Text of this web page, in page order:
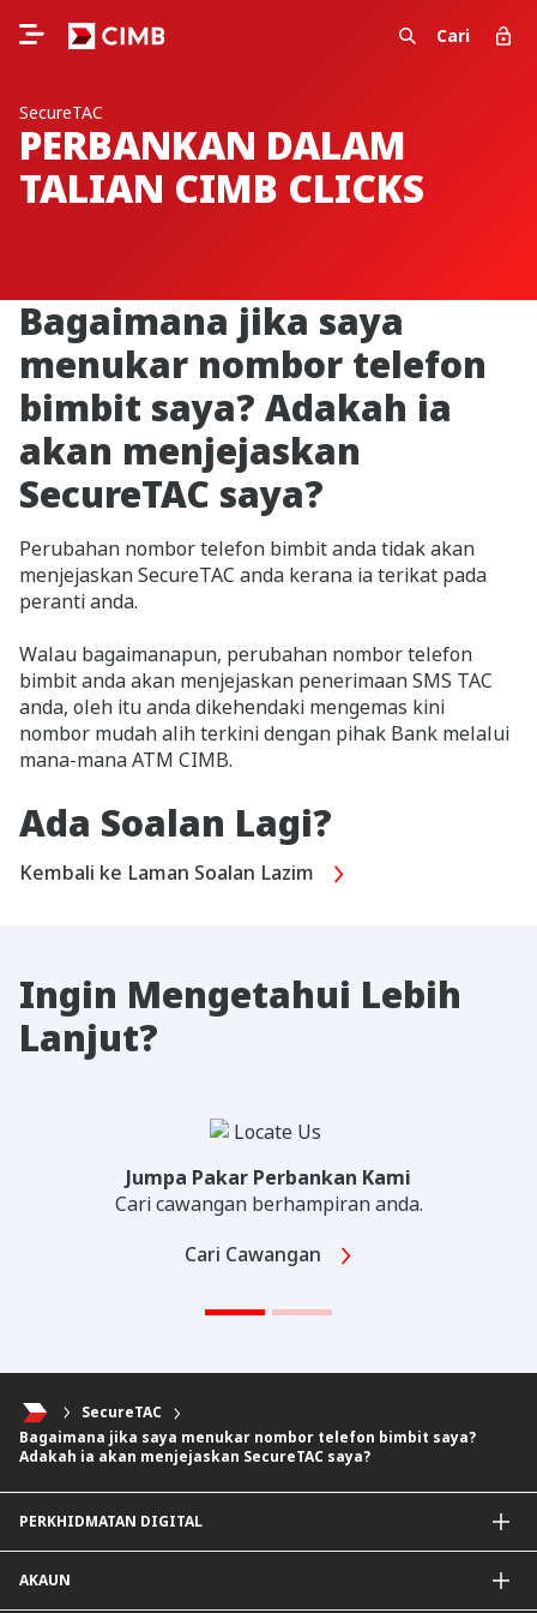
Cari
SecureTAC
PERBANKAN DALAM
TALIAN CIMB CLICKS
Bagaimana jika saya
menukar nombor telefon
bimbit saya? Adakah ia
akan menjejaskan
SecureTAC saya?
Perubahan nombor telefon bimbit anda tidak akan
menjejaskan SecureTAC anda kerana ia terikat pada
peranti anda.
Walau bagaimanapun, perubahan nombor telefon
bimbit anda akan menjejaskan penerimaan SMS TAC
anda, oleh itu anda dikehendaki mengemas kini
nombor mudah alih terkini dengan pihak Bank melalui
mana-mana ATM CIMB.
Ada Soalan Lagi?
Kembali ke Laman Soalan Lazim
Ingin Mengetahui Lebih
Lanjut?
Jumpa Pakar Perbankan Kami
Cari cawangan berhampiran anda.
Cari Cawangan
SecureTAC
Bagaimana jika saya menukar nombor telefon bimbit saya?
Adakah ia akan menjejaskan SecureTAC saya?
PERKHIDMATAN DIGITAL
CIMB Clicks
AKAUN